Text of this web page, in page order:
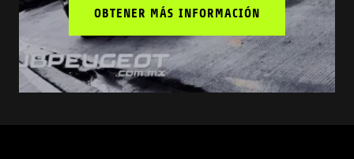
OBTENER MÁS INFORMACIÓN